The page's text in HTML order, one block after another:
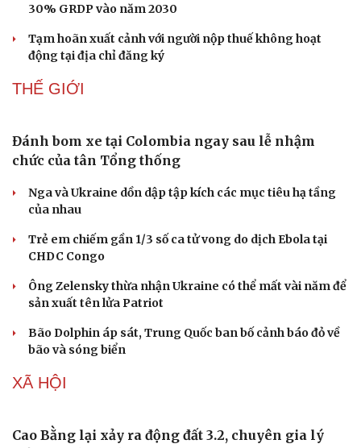
Sức khỏe
Đời sống
30% GRDP vào năm 2030
Tạm hoãn xuất cảnh với người nộp thuế không hoạt
động tại địa chỉ đăng ký
THẾ GIỚI
chức của tân Tổng thống
của nhau
CHDC Congo